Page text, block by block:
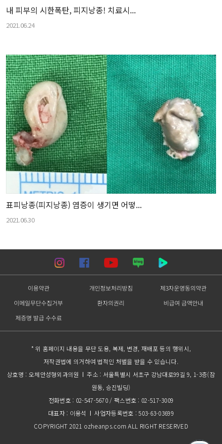
내 피부의 시한폭탄, 피지낭종! 치료시...
2021.06.24
표피낭종(피지낭종) 염증이 생기면 어떻...
2021.06.30
이용약관 개인정보처리방침
제3자운영동의약관
이메일무단수집거부
환자의권리
비급여 금액안내
제증명 발급 수수료
* 위 홈페이지 내용을 무단 도용, 복제, 변경, 재배포 등의 행위시,
저작권법에 의거하여 법적인 처벌을 받을 수 있습니다.
상호명 : 오체안성형외과의원
주소 : 서울특별시 서초구 강남대로99길 9, 1-3층(잠
원동, 승진빌딩)
전화번호 : 02-547-5670 / 팩스번호 : 02-517-3009
대표자 : 이용석
사업자등록번호 : 503-63-03699
COPYRIGHT 2021 ozheanps.com ALL RIGHT RESERVED